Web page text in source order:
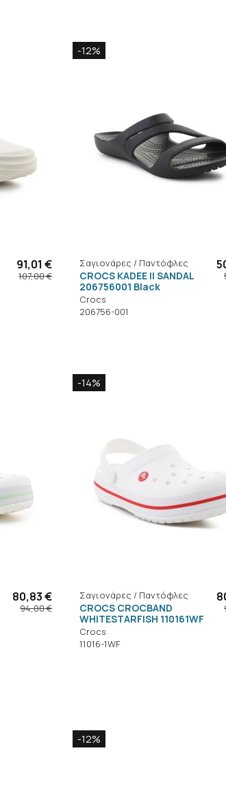
91,01 €
107,00 €
-12%
Σαγιονάρες / Παντόφλες
CROCS KADEE II SANDAL
206756001 Black
Crocs
206756-001
80,83 €
94,00 €
-14%
Σαγιονάρες / Παντόφλες
CROCS CROCBAND
WHITESTARFISH 110161WF
Crocs
11016-1WF
-12%